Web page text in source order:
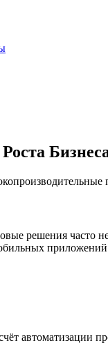
решения часто
автоматизации